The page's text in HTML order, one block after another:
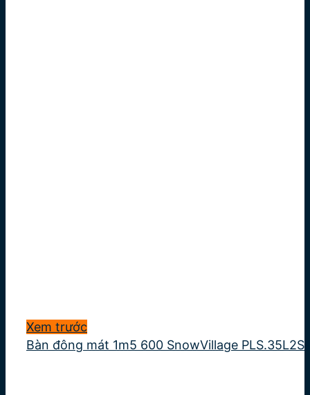
Xem trước
Bàn đông mát 1m5 600 SnowVillage PLS.35L2S